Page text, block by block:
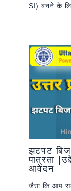
SI) बनने के
झटपट
पात्रता
आवेदन
जैसा कि आप सब